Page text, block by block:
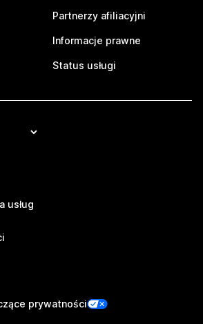
Partnerzy afiliacyjni
Informacje prawne
Status usługi
usług
prywatności